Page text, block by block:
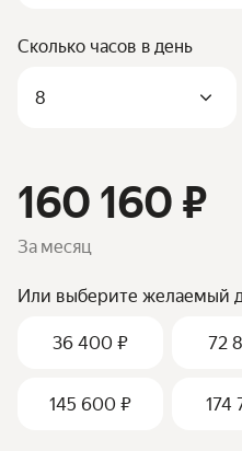
Сколько часов в день
8
160 160 ₽
За месяц
Или выберите желаемый
36 400 ₽ 72
145 600 ₽ 174